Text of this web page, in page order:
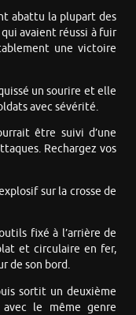
abattu la plupart des
avaient réussi à fuir
une victoire
un sourire et elle
avec sévérité.
être suivi d’une
Rechargez vos
sur la crosse de
fixé à l’arrière de
et circulaire en fer,
de son bord.
sortit un deuxième
le même genre